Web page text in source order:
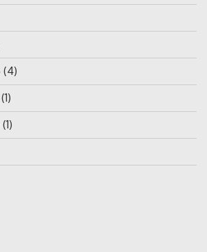
(4)
(1)
(1)